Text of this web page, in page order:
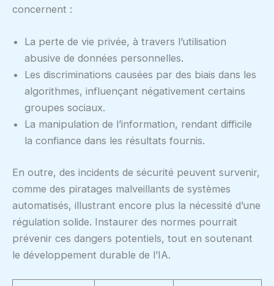
concernent :
La perte de vie privée, à travers l’utilisation
abusive de données personnelles.
Les discriminations causées par des biais dans les
algorithmes, influençant négativement certains
groupes sociaux.
La manipulation de l’information, rendant difficile
la confiance dans les résultats fournis.
En outre, des incidents de sécurité peuvent survenir,
comme des piratages malveillants de systèmes
automatisés, illustrant encore plus la nécessité d’une
régulation solide. Instaurer des normes pourrait
prévenir ces dangers potentiels, tout en soutenant
le développement durable de l’IA.